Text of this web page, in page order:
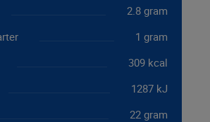
2.8 gram
1 gram
309 kcal
1287 kJ
22 gram